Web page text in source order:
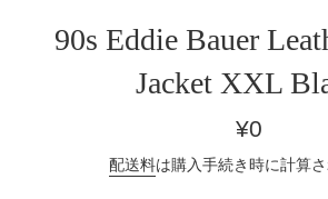
90s Eddie Bauer
Jacket XXL
通
価
¥0
配送料は購入手続き時に計算さ